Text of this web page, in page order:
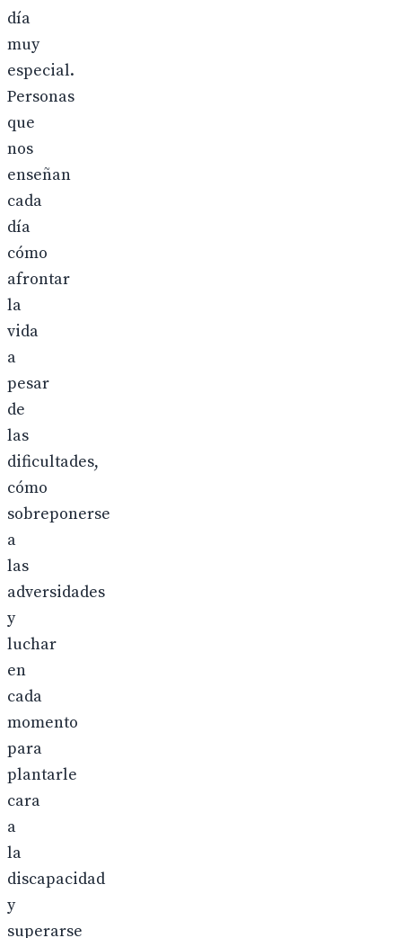
día
muy
especial.
Personas
que
nos
enseñan
cada
día
cómo
afrontar
la
vida
a
pesar
de
las
dificultades,
cómo
sobreponerse
a
las
adversidades
y
luchar
en
cada
momento
para
plantarle
cara
a
la
discapacidad
y
superarse